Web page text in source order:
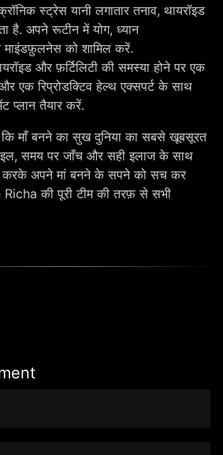
स्ट्रेस यानी लगातार तनाव, थायरॉइड
है. अपने रूटीन में योग, ध्यान
को शामिल करें.
और फ़र्टिलिटी की समस्या होने पर एक
एक रिप्रोडक्टिव हेल्थ एक्सपर्ट के साथ
प्लान तैयार करें.
कि माँ बनने का सुख दुनिया का सबसे खूबसूरत
समय पर जाँच और सही इलाज के साथ
करके अपने मां बनने के सपने को सच कर
की पूरी टीम की तरफ़ से सभी